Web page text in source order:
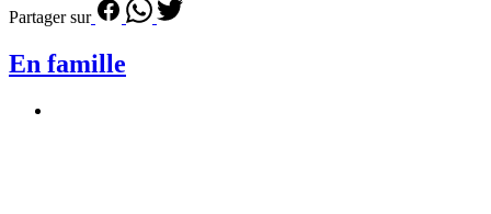
Partager sur
En famille